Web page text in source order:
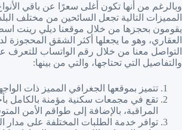
وبالرغم من أنها تكون أغلى سعرًا عن باقي
المميزات التالية تجعل السائحين من مختلف
يقومون بحجزها من خلال موقعنا ديلي رينت
العقاري، وهو ما يجعلها أكثر الشقق المحجوزة
التواصل معنا من خلال رقم الواتساب للتعرف
والتفاصيل التي تحتاجها، والتي من بينها:
تتميز بموقعها الجغرافي المميز ذات
تقع في مجمعات سكنية مؤمنة بالكامل
المراقبة، بالإضافة إلى طواقم الأمن المتوفرة
توافر خدمة الطلبات المختلفة على مدار